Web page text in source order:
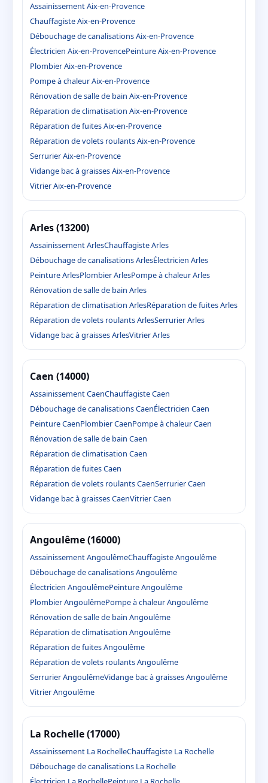
Assainissement Aix-en-Provence
Chauffagiste Aix-en-Provence
Débouchage de canalisations Aix-en-Provence
Électricien Aix-en-ProvencePeinture Aix-en-Provence
Plombier Aix-en-Provence
Pompe à chaleur Aix-en-Provence
Rénovation de salle de bain Aix-en-Provence
Réparation de climatisation Aix-en-Provence
Réparation de fuites Aix-en-Provence
Réparation de volets roulants Aix-en-Provence
Serrurier Aix-en-Provence
Vidange bac à graisses Aix-en-Provence
Vitrier Aix-en-Provence
Arles (13200)
Assainissement ArlesChauffagiste Arles
Débouchage de canalisations ArlesÉlectricien Arles
Peinture ArlesPlombier ArlesPompe à chaleur Arles
Rénovation de salle de bain Arles
Réparation de climatisation ArlesRéparation de fuites Arles
Réparation de volets roulants ArlesSerrurier Arles
Vidange bac à graisses ArlesVitrier Arles
Caen (14000)
Assainissement CaenChauffagiste Caen
Débouchage de canalisations CaenÉlectricien Caen
Peinture CaenPlombier CaenPompe à chaleur Caen
Rénovation de salle de bain Caen
Réparation de climatisation Caen
Réparation de fuites Caen
Réparation de volets roulants CaenSerrurier Caen
Vidange bac à graisses CaenVitrier Caen
Angoulême (16000)
Assainissement AngoulêmeChauffagiste Angoulême
Débouchage de canalisations Angoulême
Électricien AngoulêmePeinture Angoulême
Plombier AngoulêmePompe à chaleur Angoulême
Rénovation de salle de bain Angoulême
Réparation de climatisation Angoulême
Réparation de fuites Angoulême
Réparation de volets roulants Angoulême
Serrurier AngoulêmeVidange bac à graisses Angoulême
Vitrier Angoulême
La Rochelle (17000)
Assainissement La RochelleChauffagiste La Rochelle
Débouchage de canalisations La Rochelle